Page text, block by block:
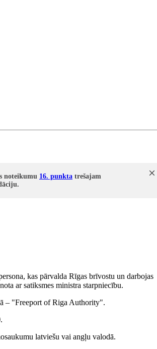
noteikumu 16. punkta trešajam
kas pārvalda Rīgas brīvostu un darbojas
ar satiksmes ministra starpniecību.
– "Freeport of Riga Authority".
latviešu vai angļu valodā.